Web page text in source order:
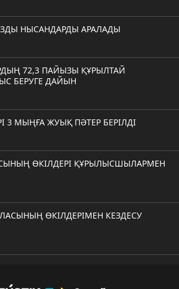
НЫСАНДАРДЫ АРАЛАДЫ
72,3 ПАЙЫЗЫ ҚҰРЫЛТАЙ
БЕРУГЕ ДАЙЫН
3 МЫҢҒА ЖУЫҚ ПӘТЕР БЕРІЛДІ
ӨКІЛДЕРІ ҚҰРЫЛЫСШЫЛАРМЕН
ӨКІЛДЕРІМЕН КЕЗДЕСУ